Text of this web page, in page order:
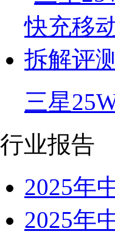
三星
行业报告
2025年
2025年